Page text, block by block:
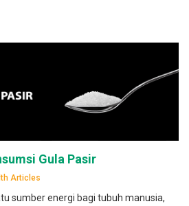
Gula Pasir
Articles
sumber energi bagi tubuh manusia,